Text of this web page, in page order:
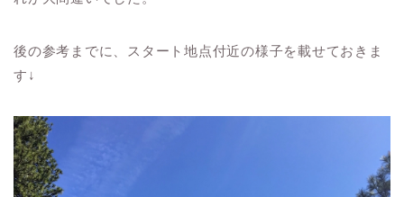
後の参考までに、スタート地点付近の様子を載せておきま
す↓